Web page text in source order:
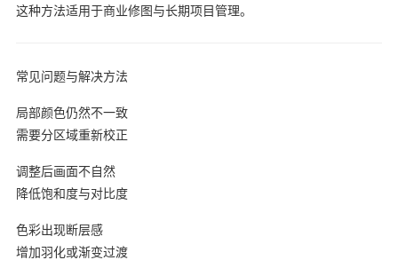
这种方法适用于商业修图与长期项目管理。
常见问题与解决方法
局部颜色仍然不一致
需要分区域重新校正
调整后画面不自然
降低饱和度与对比度
色彩出现断层感
增加羽化或渐变过渡